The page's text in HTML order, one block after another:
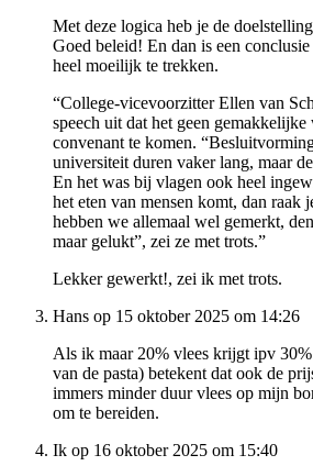
Met deze logica heb je de
Goed beleid! En dan is een
heel moeilijk te trekken.
“College-vicevoorzitter Ellen van
speech uit dat het geen
convenant te komen.
universiteit duren vaker lang, maar
En het was bij vlagen ook heel
het eten van mensen komt, dan raak
hebben we allemaal wel gemerkt,
maar gelukt”, zei ze met trots.”
Lekker gewerkt!, zei ik met trots.
Hans op 15 oktober 2025 om 14:26
Als ik maar 20% vlees krijgt ipv
van de pasta) betekent dat ook de
immers minder duur vlees op mijn
om te bereiden.
Ik op 16 oktober 2025 om 15:40